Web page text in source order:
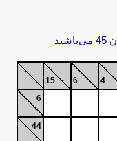
15 6 4
6
44